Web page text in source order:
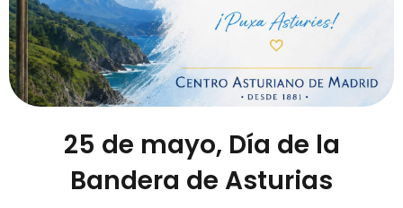
25 de mayo, Día de la
Bandera de Asturias